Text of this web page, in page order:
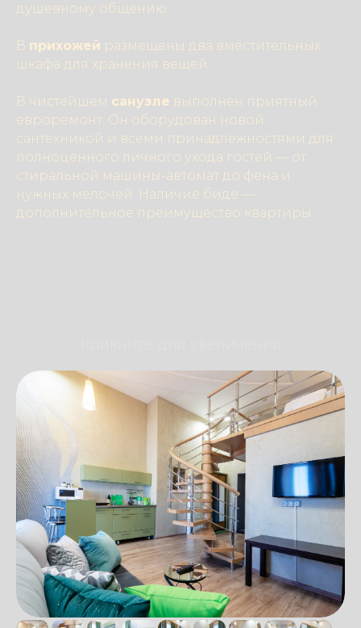
душевному общению.
В прихожей размещены два вместительных
шкафа для хранения вещей.
В чистейшем санузле выполнен приятный
евроремонт. Он оборудован новой
сантехникой и всеми принадлежностями для
полноценного личного ухода гостей — от
стиральной машины-автомат до фена и
нужных мелочей. Наличие биде —
дополнительное преимущество квартиры.